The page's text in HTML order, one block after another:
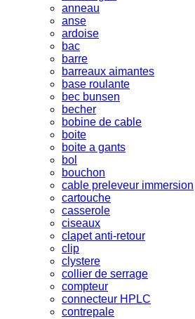
anneau
anse
ardoise
bac
barre
barreaux aimantes
base roulante
bec bunsen
becher
bobine de cable
boite
boite a gants
bol
bouchon
cable preleveur immersion
cartouche
casserole
ciseaux
clapet anti-retour
clip
clystere
collier de serrage
compteur
connecteur HPLC
contrepale